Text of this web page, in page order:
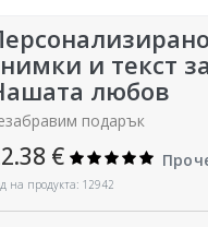
и текст
любов
подарък
€
на продукта: 12942